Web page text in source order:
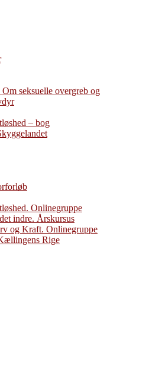
seksuelle overgreb og
– bog
Onlinegruppe
indre. Årskursus
og Kraft. Onlinegruppe
Rige